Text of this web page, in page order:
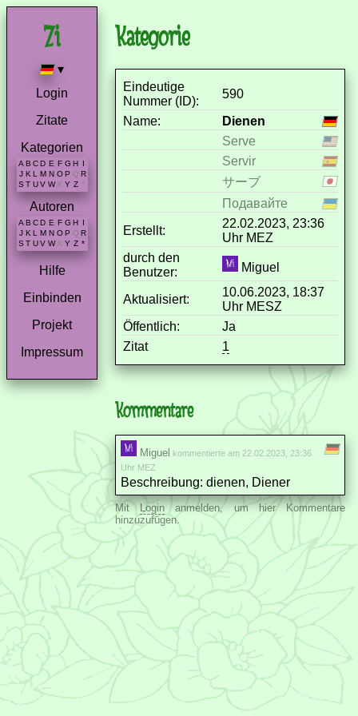
▾
Login
Zitate
Kategorien
A B C D E F G H I
J K L M N O P Q R
S T U V W X Y Z *
Autoren
A B C D E F G H
J K L M N O P Q R
S T U V W X Y Z *
Hilfe
Einbinden
Projekt
Impressum
Kategorie
Eindeutige
Nummer (ID):
590
Name:
Dienen
Serve
Servir
サーブ
Подавайте
Erstellt:
22.02.2023, 23:36
Uhr MEZ
durch den
Benutzer:
Miguel
Aktualisiert:
10.06.2023, 18:37
Uhr MESZ
Öffentlich:
Ja
Zitat
1
Kommentare
Miguel kommentierte am 22.02.2023, 23:36
Uhr MEZ
Beschreibung: dienen, Diener
MitLoginanmelden, um hier Kommentare
hinzuzufügen.